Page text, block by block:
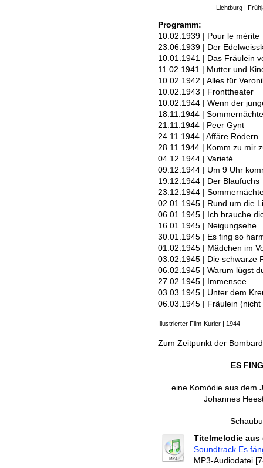
Lichtburg |
Programm:
10.02.1939 | Pour le mérite
23.06.1939 | Der
10.01.1941 | Das Fräulein
11.02.1941 | Mutter und
10.02.1942 | Alles für
10.02.1943 | Fronttheater
10.02.1944 | Wenn der
18.11.1944 | Sommernächte
21.11.1944 | Peer Gynt
24.11.1944 | Affäre Rödern
28.11.1944 | Komm zu mir
04.12.1944 | Varieté
09.12.1944 | Um 9 Uhr
19.12.1944 | Der Blaufuchs
23.12.1944 |
02.01.1945 | Rund um die
06.01.1945 | Ich brauche
16.01.1945 | Neigungsehe
30.01.1945 | Es fing so
01.02.1945 | Mädchen im
03.02.1945 | Die schwarze
06.02.1945 | Warum lügst
27.02.1945 | Immensee
03.03.1945 | Unter dem
06.03.1945 | Fräulein
Illustrierter Film-Kurier | 1944
Zum Zeitpunkt der
ES
eine Komödie aus dem
Johannes
Titelmelodie
Soundtrack Es
MP3-Audiodatei